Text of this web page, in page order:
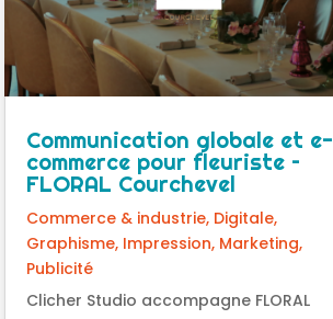
Communication globale et e-
commerce pour fleuriste –
FLORAL Courchevel
Commerce & industrie, Digitale,
Graphisme, Impression, Marketing,
Publicité
Clicher Studio accompagne FLORAL